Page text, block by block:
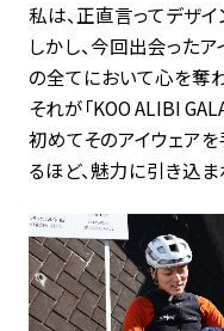
私は、正直言ってデザイ
しかし、今回出会ったア
の全てにおいて心を奪
それが「KOO ALIBI
初めてそのアイウェアを
るほど、魅力に引き込ま